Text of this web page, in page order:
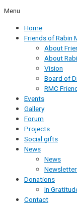
Menu
Home
Friends of Rabin
About
About
Vision
Board of
RMC
Events
Gallery
Forum
Projects
Social gifts
News
News
Donations
In
Contact